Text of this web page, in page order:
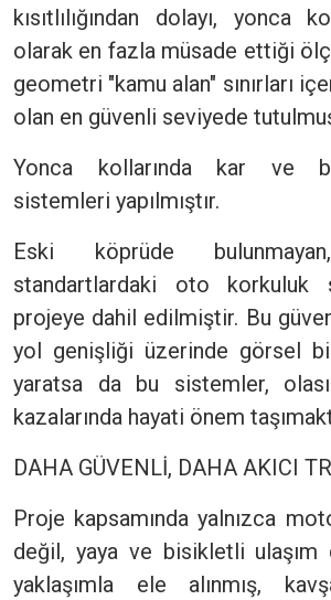
kısıtlılığından dolayı, yonca
olarak en fazla müsade ettiği
geometri "kamu alan" sınırları
olan en güvenli seviyede
Yonca kollarında kar ve
sistemleri yapılmıştır.
Eski köprüde
standartlardaki oto korkuluk
projeye dahil edilmiştir. Bu
yol genişliği üzerinde görsel
yaratsa da bu sistemler,
kazalarında hayati önem
DAHA GÜVENLİ, DAHA AKICI
Proje kapsamında yalnızca
değil, yaya ve bisikletli ulaşım
yaklaşımla ele alınmış,